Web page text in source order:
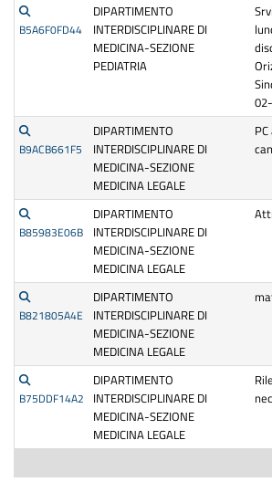
B5A6F0FD44
DIPARTIMENTO
INTERDISCIPLINARE DI
MEDICINA-SEZIONE
PEDIATRIA
B9ACB661F5
DIPARTIMENTO
INTERDISCIPLINARE DI
MEDICINA-SEZIONE
MEDICINA LEGALE
B85983E06B
DIPARTIMENTO
INTERDISCIPLINARE DI
MEDICINA-SEZIONE
MEDICINA LEGALE
B821805A4E
DIPARTIMENTO
INTERDISCIPLINARE DI
MEDICINA-SEZIONE
MEDICINA LEGALE
B75DDF14A2
DIPARTIMENTO
INTERDISCIPLINARE DI
MEDICINA-SEZIONE
MEDICINA LEGALE